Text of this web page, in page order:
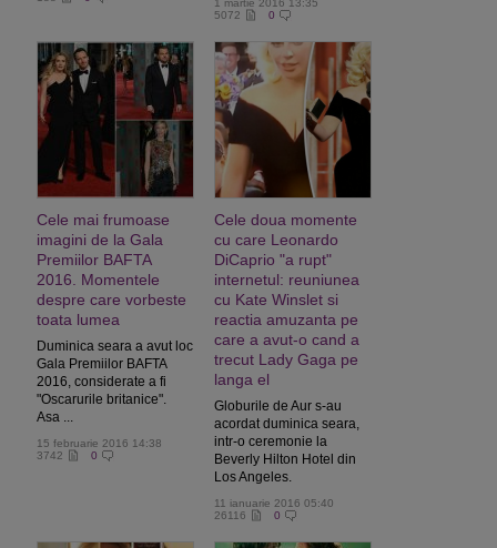
1 martie 2016 13:35
5072
0
Cele mai frumoase
imagini de la Gala
Premiilor BAFTA
2016. Momentele
despre care vorbeste
toata lumea
Duminica seara a avut loc
Gala Premiilor BAFTA
2016, considerate a fi
"Oscarurile britanice".
Asa ...
15 februarie 2016 14:38
3742
0
Cele doua momente
cu care Leonardo
DiCaprio "a rupt"
internetul: reuniunea
cu Kate Winslet si
reactia amuzanta pe
care a avut-o cand a
trecut Lady Gaga pe
langa el
Globurile de Aur s-au
acordat duminica seara,
intr-o ceremonie la
Beverly Hilton Hotel din
Los Angeles.
11 ianuarie 2016 05:40
26116
0